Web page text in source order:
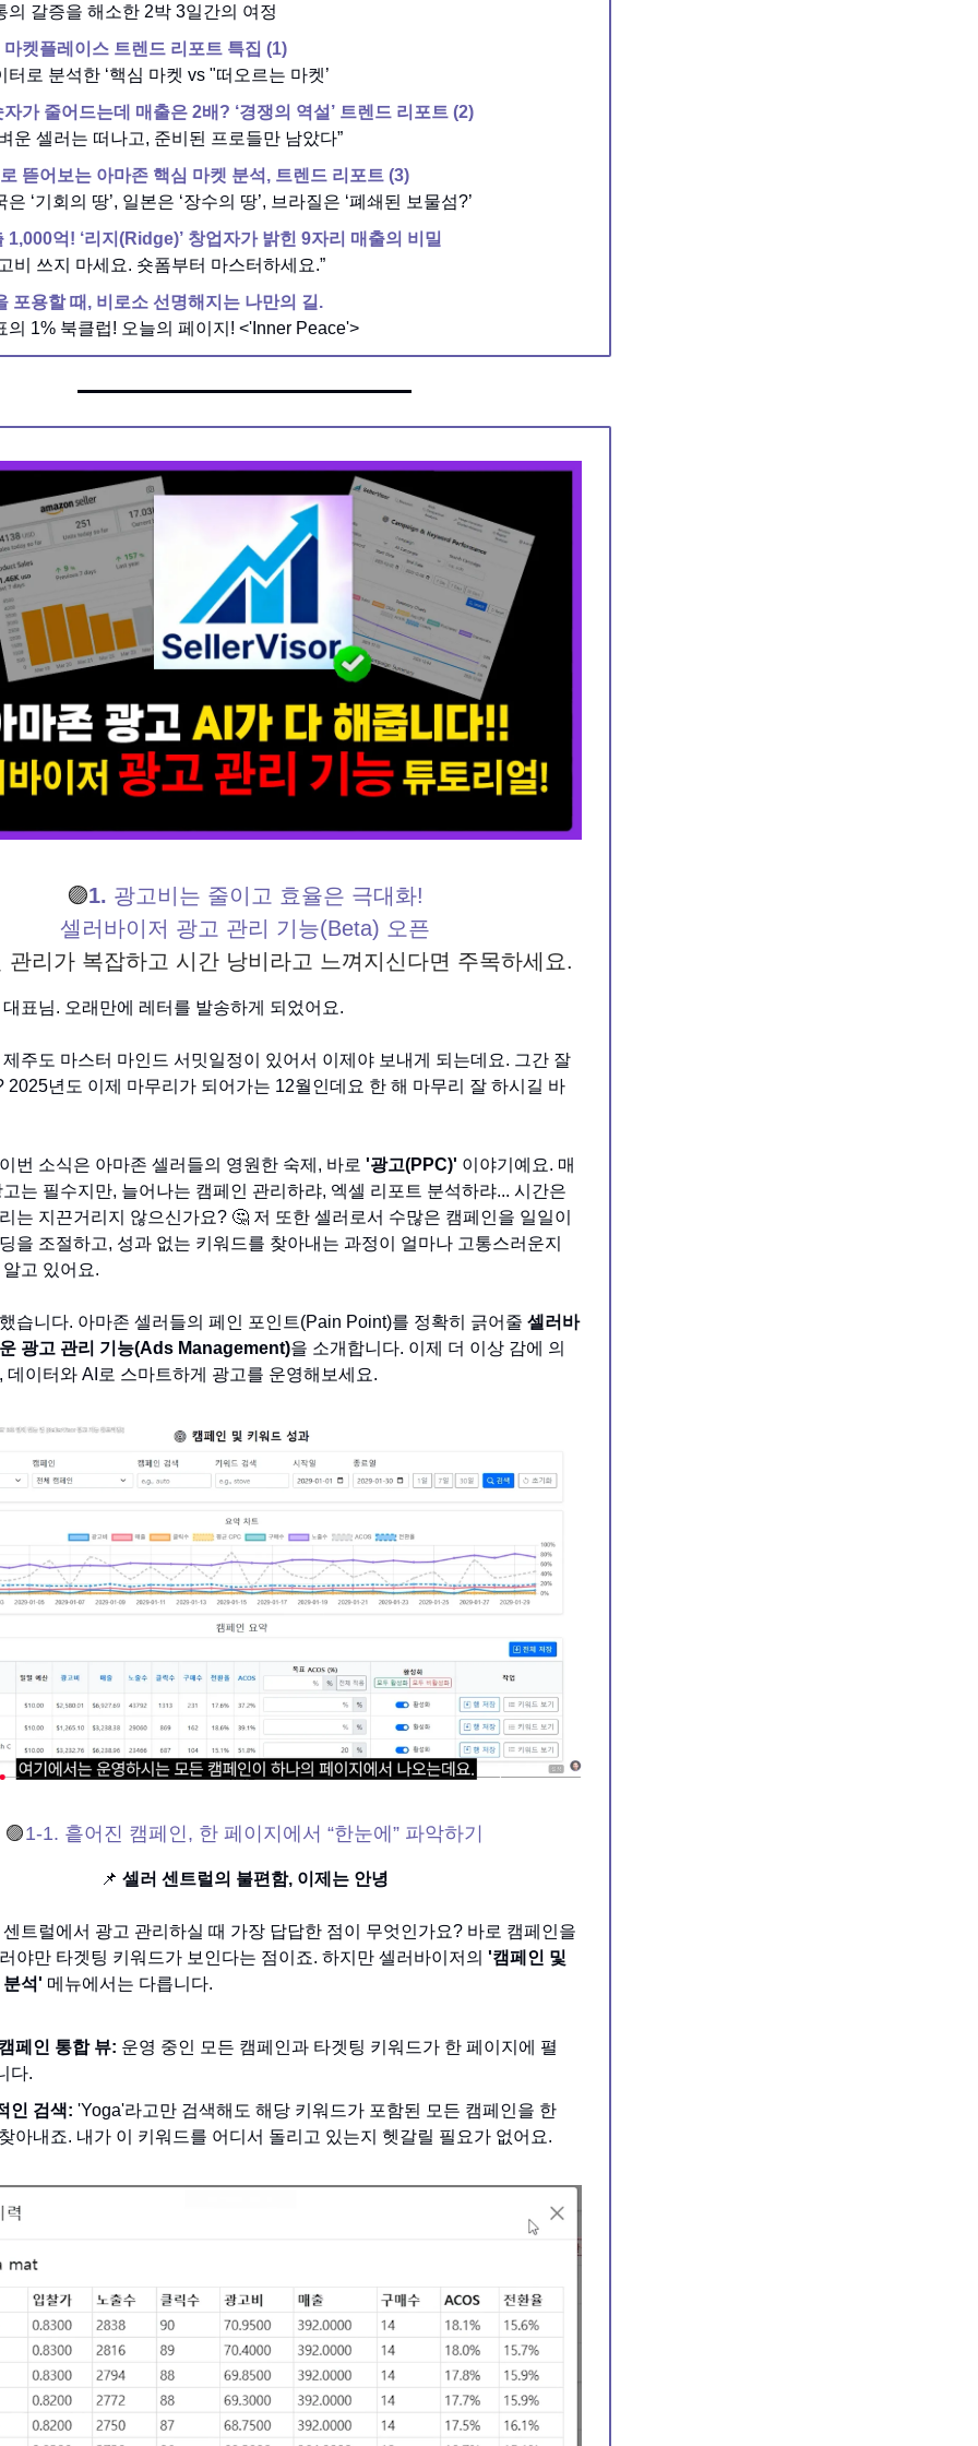
의 갈증을 해소한 2박 3일간의 여정
마켓플레이스 트렌드 리포트 특집 (1)
로 분석한 ‘핵심 마켓 vs "떠오르는 마켓’
가 줄어드는데 매출은 2배? ‘경쟁의 역설’ 트렌드 리포트 (2)
운 셀러는 떠나고, 준비된 프로들만 남았다”
뜯어보는 아마존 핵심 마켓 분석, 트렌드 리포트 (3)
‘기회의 땅’, 일본은 ‘장수의 땅’, 브라질은 ‘폐쇄된 보물섬?’
1,000억! ‘리지(Ridge)’ 창업자가 밝힌 9자리 매출의 비밀
비 쓰지 마세요. 숏폼부터 마스터하세요.”
포용할 때, 비로소 선명해지는 나만의 길.
의 1% 북클럽! 오늘의 페이지! <'Inner Peace'>
🟣1. 광고비는 줄이고 효율은 극대화!
셀러바이저 광고 관리 기능(Beta) 오픈
관리가 복잡하고 시간 낭비라고 느껴지신다면 주목하세요.
표님. 오래만에 레터를 발송하게 되었어요.
주도 마스터 마인드 서밋일정이 있어서 이제야 보내게 되는데요. 그간 잘
2025년도 이제 마무리가 되어가는 12월인데요 한 해 마무리 잘 하시길 바
번 소식은 아마존 셀러들의 영원한 숙제, 바로 '광고(PPC)' 이야기예요. 매
는 필수지만, 늘어나는 캠페인 관리하랴, 엑셀 리포트 분석하랴... 시간은
는 지끈거리지 않으신가요? 🤔 저 또한 셀러로서 수많은 캠페인을 일일이
을 조절하고, 성과 없는 키워드를 찾아내는 과정이 얼마나 고통스러운지
고 있어요.
습니다. 아마존 셀러들의 페인 포인트(Pain Point)를 정확히 긁어줄 셀러바
광고 관리 기능(Ads Management)을 소개합니다. 이제 더 이상 감에 의
데이터와 AI로 스마트하게 광고를 운영해보세요.
🟣1-1. 흩어진 캠페인, 한 페이지에서 “한눈에” 파악하기
📌 셀러 센트럴의 불편함, 이제는 안녕
트럴에서 광고 관리하실 때 가장 답답한 점이 무엇인가요? 바로 캠페인을
야만 타겟팅 키워드가 보인다는 점이죠. 하지만 셀러바이저의 '캠페인 및
석' 메뉴에서는 다릅니다.
페인 통합 뷰: 운영 중인 모든 캠페인과 타겟팅 키워드가 한 페이지에 펼
다.
인 검색: 'Yoga'라고만 검색해도 해당 키워드가 포함된 모든 캠페인을 한
아내죠. 내가 이 키워드를 어디서 돌리고 있는지 헷갈릴 필요가 없어요.